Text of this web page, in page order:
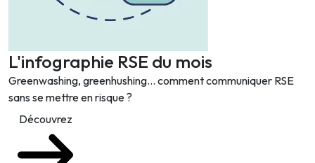
L'infographie RSE du mois
Greenwashing, greenhushing… comment communiquer RSE
sans se mettre en risque ?
Découvrez